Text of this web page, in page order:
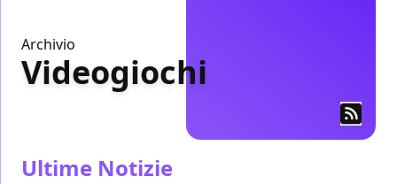
Archivio
Videogiochi
Ultime Notizie